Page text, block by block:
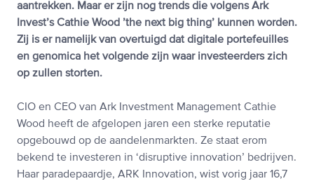
aantrekken. Maar er zijn nog trends die volgens Ark
Invest’s Cathie Wood ’the next big thing’ kunnen worden.
Zij is er namelijk van overtuigd dat digitale portefeuilles
en genomica het volgende zijn waar investeerders zich
op zullen storten.
CIO en CEO van Ark Investment Management Cathie
Wood heeft de afgelopen jaren een sterke reputatie
opgebouwd op de aandelenmarkten. Ze staat erom
bekend te investeren in ‘disruptive innovation’ bedrijven.
Haar paradepaardje, ARK Innovation, wist vorig jaar 16,7